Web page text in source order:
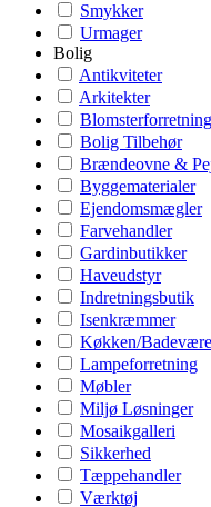
Smykker
Urmager
Bolig
Antikviteter
Arkitekter
Bolig Tilbehør
Brændeovne &
Byggematerialer
Ejendomsmægler
Farvehandler
Gardinbutikker
Haveudstyr
Indretningsbutik
Isenkræmmer
Køkken/
Lampeforretning
Møbler
Miljø Løsninger
Mosaikgalleri
Sikkerhed
Tæppehandler
Værktøj